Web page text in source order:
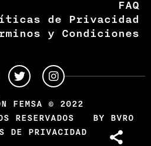
FAQ
de Privacidad
y Condiciones
FEMSA © 2022
RESERVADOS
BY BVRO
DE PRIVACIDAD